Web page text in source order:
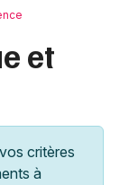
et
critères
à